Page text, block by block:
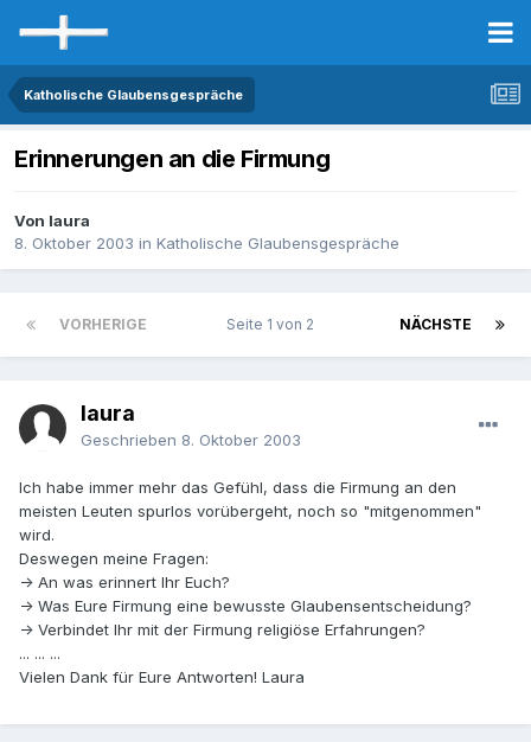
Katholische Glaubensgespräche
Erinnerungen an die Firmung
Von laura
8. Oktober 2003 in Katholische Glaubensgespräche
VORHERIGE NÄCHSTE
Seite 1 von 2
laura
Geschrieben 8. Oktober 2003
Ich habe immer mehr das Gefühl, dass die Firmung an den
meisten Leuten spurlos vorübergeht, noch so "mitgenommen"
wird.
Deswegen meine Fragen:
-> An was erinnert Ihr Euch?
-> Was Eure Firmung eine bewusste Glaubensentscheidung?
-> Verbindet Ihr mit der Firmung religiöse Erfahrungen?
... ... ...
Vielen Dank für Eure Antworten! Laura